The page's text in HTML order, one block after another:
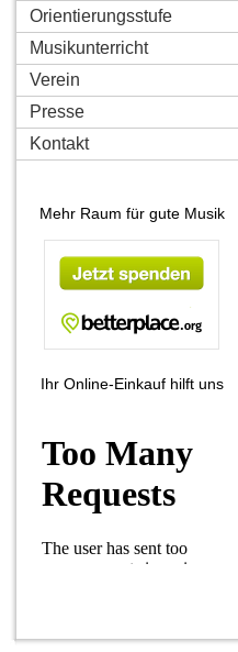
Orientierungsstufe
Musikunterricht
Verein
Presse
Kontakt
Mehr Raum für gute Musik
Ihr Online-Einkauf hilft uns